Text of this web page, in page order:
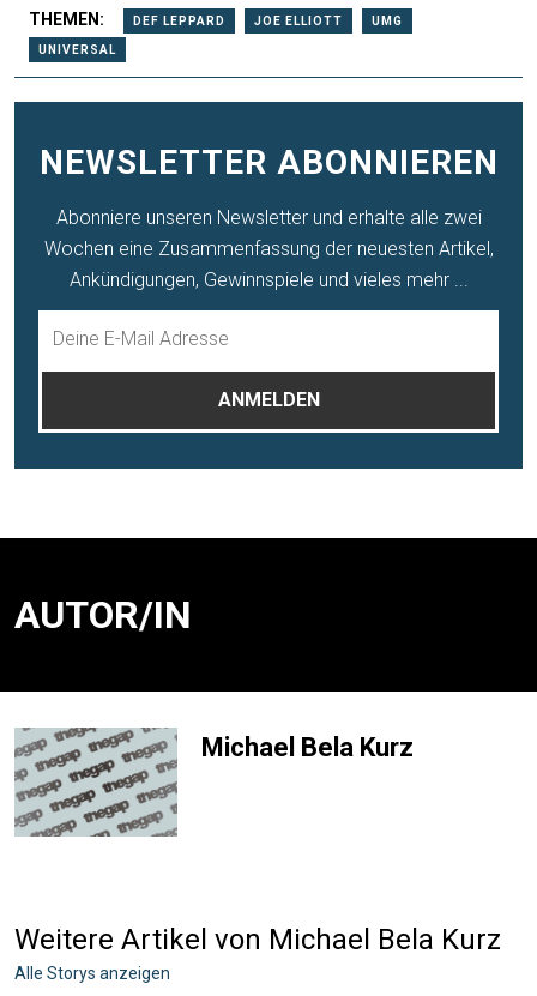
THEMEN: DEF LEPPARD JOE ELLIOTT UMG
UNIVERSAL
NEWSLETTER ABONNIEREN
Abonniere unseren Newsletter und erhalte alle zwei
Wochen eine Zusammenfassung der neuesten Artikel,
Ankündigungen, Gewinnspiele und vieles mehr ...
AUTOR/IN
Michael Bela Kurz
Weitere Artikel von Michael Bela Kurz
Alle Storys anzeigen